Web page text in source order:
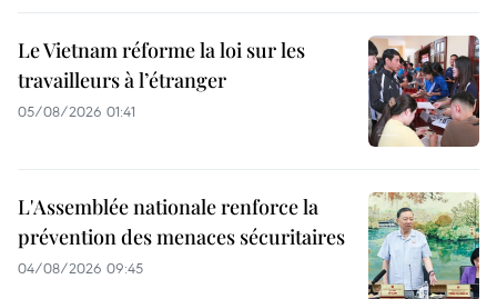
Le Vietnam réforme la loi sur les
travailleurs à l’étranger
05/08/2026 01:41
L'Assemblée nationale renforce la
prévention des menaces sécuritaires
04/08/2026 09:45